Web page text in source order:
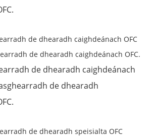
de dhearadh caighdeánach
de dhearadh